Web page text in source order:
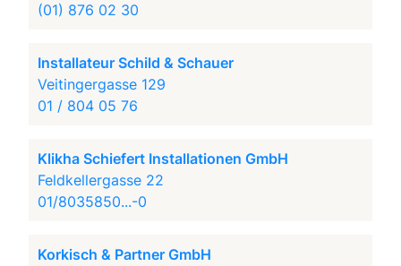
(01) 876 02 30
Installateur Schild & Schauer
Veitingergasse 129
01 / 804 05 76
Klikha Schiefert Installationen GmbH
Feldkellergasse 22
01/8035850...-0
Korkisch & Partner GmbH